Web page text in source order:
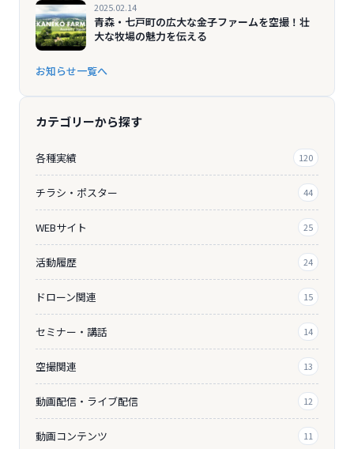
2025.02.14
青森・七戸町の広大な金子ファームを空撮！壮
大な牧場の魅力を伝える
お知らせ一覧へ
カテゴリーから探す
各種実績 120
チラシ・ポスター 44
WEBサイト 25
活動履歴 24
ドローン関連 15
セミナー・講話 14
空撮関連 13
動画配信・ライブ配信 12
動画コンテンツ 11